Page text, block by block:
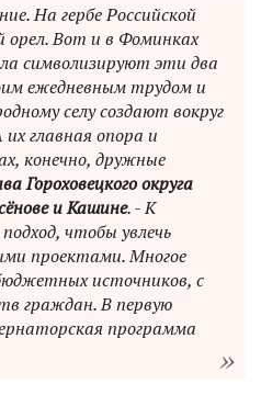
На гербе Российской
орел. Вот и в Фоминках
символизируют эти два
ежедневным трудом и
селу создают вокруг
главная опора и
конечно, дружные
Гороховецкого округа
и Кашине. - К
чтобы увлечь
проектами. Многое
источников, с
граждан. В первую
программа